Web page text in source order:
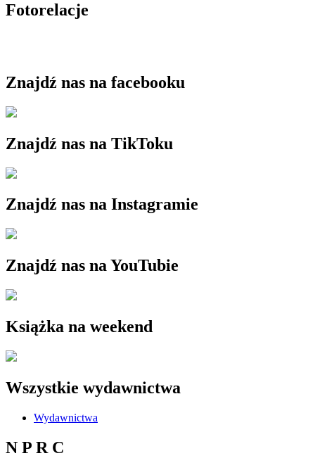
Fotorelacje
Znajdź nas na facebooku
Znajdź nas na TikToku
Znajdź nas na Instagramie
Znajdź nas na YouTubie
Książka na weekend
Wszystkie wydawnictwa
Wydawnictwa
N P R C